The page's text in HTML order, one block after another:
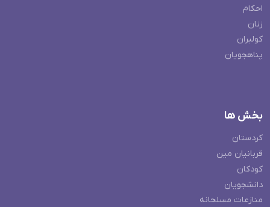
احکام
زنان
کولبران
پناهجویان
بخش ها
کردستان
قربانیان مین
کودکان
دانشجویان
منازعات مسلحانه